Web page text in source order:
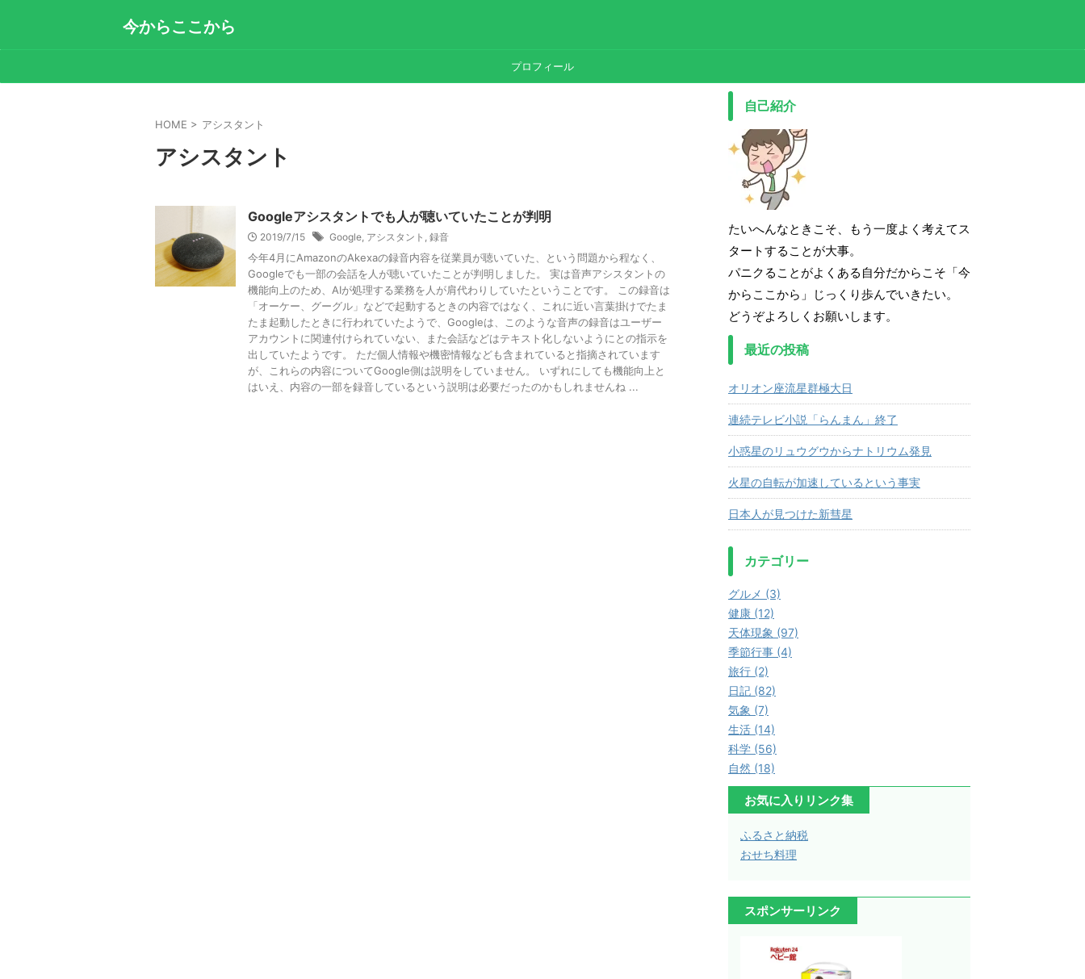
今からここから
プロフィール
HOME > アシスタント
アシスタント
Googleアシスタントでも人が聴いていたことが判明
2019/7/15 Google, アシスタント , 録音
今年4月にAmazonのAkexaの録音内容を従業員が聴いていた、という問題から程なく、
Googleでも一部の会話を人が聴いていたことが判明しました。 実は音声アシスタントの
機能向上のため、AIが処理する業務を人が肩代わりしていたということです。 この録音は
「オーケー、グーグル」などで起動するときの内容ではなく、これに近い言葉掛けでたま
たま起動したときに行われていたようで、Googleは、このような音声の録音はユーザー
アカウントに関連付けられていない、また会話などはテキスト化しないようにとの指示を
出していたようです。 ただ個人情報や機密情報なども含まれていると指摘されています
が、これらの内容についてGoogle側は説明をしていません。 いずれにしても機能向上と
はいえ、内容の一部を録音しているという説明は必要だったのかもしれませんね ...
自己紹介
たいへんなときこそ、もう一度よく考えてス
タートすることが大事。
パニクることがよくある自分だからこそ「今
からここから」じっくり歩んでいきたい。
どうぞよろしくお願いします。
最近の投稿
オリオン座流星群極大日
連続テレビ小説「らんまん」終了
小惑星のリュウグウからナトリウム発見
火星の自転が加速しているという事実
日本人が見つけた新彗星
カテゴリー
グルメ (3)
健康 (12)
天体現象 (97)
季節行事 (4)
旅行 (2)
日記 (82)
気象 (7)
生活 (14)
科学 (56)
自然 (18)
お気に入りリンク集
ふるさと納税
おせち料理
スポンサーリンク